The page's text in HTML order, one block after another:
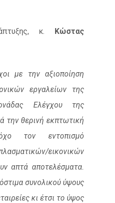
κ. Κώστας
με την αξιοποίηση
εργαλείων της
Ελέγχου της
την θερινή εκπτωτική
τον εντοπισμό
εικονικών
απτά αποτελέσματα.
συνολικού ύψους
κι έτσι το ύψος